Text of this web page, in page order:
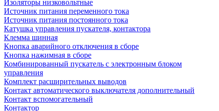
Изоляторы низковольтные
Источник питания переменного тока
Источник питания постоянного тока
Катушка управления пускателя, контактора
Клемма шинная
Кнопка аварийного отключения в сборе
Кнопка нажимная в сборе
Комбинированный пускатель с электронным блоком
управления
Комплект расширительных выводов
Контакт автоматического выключателя дополнительный
Контакт вспомогательный
Контактор